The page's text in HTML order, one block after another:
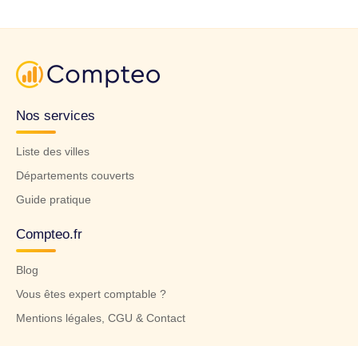
Nos services
Liste des villes
Départements couverts
Guide pratique
Compteo.fr
Blog
Vous êtes expert comptable ?
Mentions légales, CGU & Contact